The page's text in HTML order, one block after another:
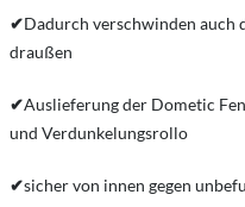
✔Dadurch verschwinden auch
draußen
✔Auslieferung der Dometic
und Verdunkelungsrollo
✔sicher von innen gegen